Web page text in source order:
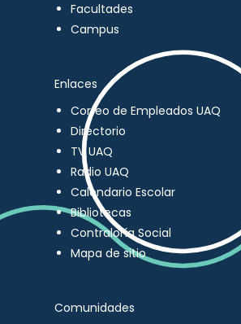
Facultades
Campus
Enlaces
Correo de Empleados UAQ
Directorio
TV UAQ
Radio UAQ
Calendario Escolar
Bibliotecas
Contraloría Social
Mapa de sitio
Comunidades